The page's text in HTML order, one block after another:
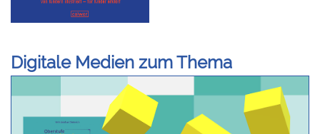
Digitale Medien zum Thema